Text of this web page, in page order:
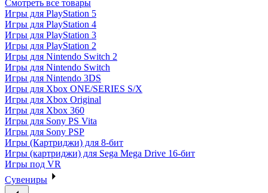
Смотреть все товары
Игры для PlayStation 5
Игры для PlayStation 4
Игры для PlayStation 3
Игры для PlayStation 2
Игры для Nintendo Switch 2
Игры для Nintendo Switch
Игры для Nintendo 3DS
Игры для Xbox ONE/SERIES S/X
Игры для Xbox Original
Игры для Xbox 360
Игры для Sony PS Vita
Игры для Sony PSP
Игры (Картриджи) для 8-бит
Игры (картриджи) для Sega Mega Drive 16-бит
Игры под VR
Сувениры